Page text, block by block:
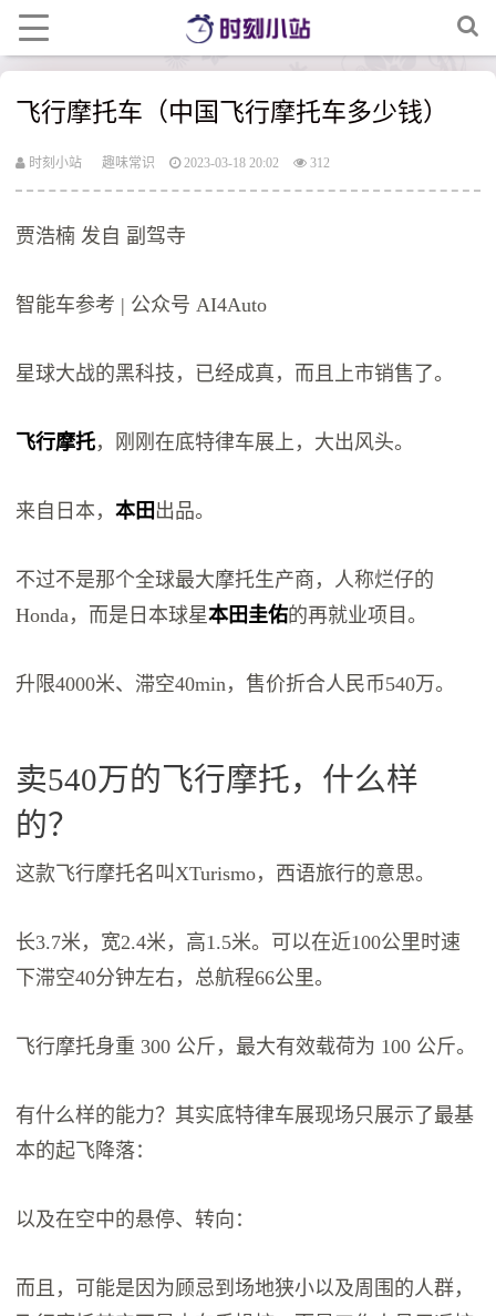
飞行摩托车（中国飞行摩托车多少钱）
时刻小站 趣味常识 2023-03-18 20:02 312
贾浩楠 发自 副驾寺
智能车参考 | 公众号 AI4Auto
星球大战的黑科技，已经成真，而且上市销售了。
飞行摩托，刚刚在底特律车展上，大出风头。
来自日本，本田 出品。
不过不是那个全球最大摩托生产商，人称烂仔的
Honda，而是日本球星本田圭佑的再就业项目。
升限4000米、滞空40min，售价折合人民币540万。
卖540万的飞行摩托，什么样
的？
这款飞行摩托名叫XTurismo，西语旅行的意思。
长3.7米，宽2.4米，高1.5米。可以在近100公里时速
下滞空40分钟左右，总航程66公里。
飞行摩托身重 300 公斤，最大有效载荷为 100 公斤。
有什么样的能力？其实底特律车展现场只展示了最基
本的起飞降落：
以及在空中的悬停、转向：
而且，可能是因为顾忌到场地狭小以及周围的人群，